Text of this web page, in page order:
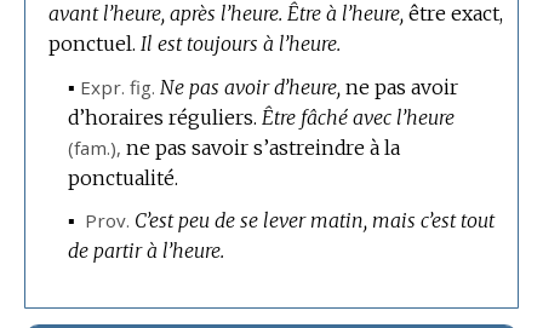
avant l’heure, après l’heure. Être à l’heure, être exact,
ponctuel. Il est toujours à l’heure.
▪ Expr. fig. Ne pas avoir d’heure, ne pas avoir
d’horaires réguliers. Être fâché avec l’heure
(fam.), ne pas savoir s’astreindre à la
ponctualité.
▪ Prov. C’est peu de se lever matin, mais c’est tout
de partir à l’heure.